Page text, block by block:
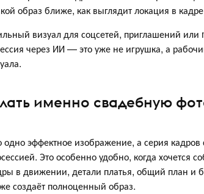
образ ближе, как выглядит локация в
визуал для соцсетей, приглашений
через ИИ — это уже не игрушка, а
именно свадебную
эффектное изображение, а серия
Это особенно удобно, когда хочется
в движении, детали платья, общий план и
создаёт полноценный образ.